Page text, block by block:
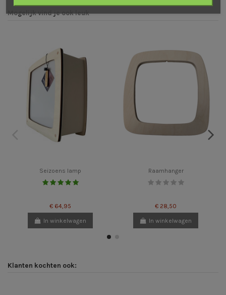
Mogelijk vind je ook leuk
Seizoens lamp
€ 64,95
In winkelwagen
Raamhanger
€ 28,50
In winkelwagen
Klanten kochten ook: